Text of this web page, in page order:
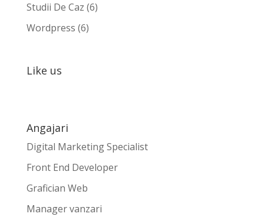
Studii De Caz (6)
Wordpress (6)
Like us
Angajari
Digital Marketing Specialist
Front End Developer
Grafician Web
Manager vanzari